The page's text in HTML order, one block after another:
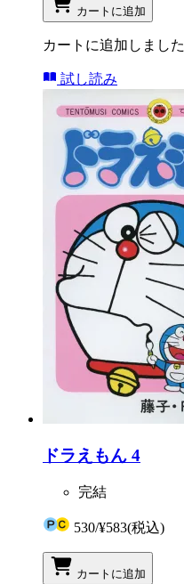
カートに追加
カートに追加しました
試し読み
ドラえもん 4
完結
530/¥583(税込)
カートに追加